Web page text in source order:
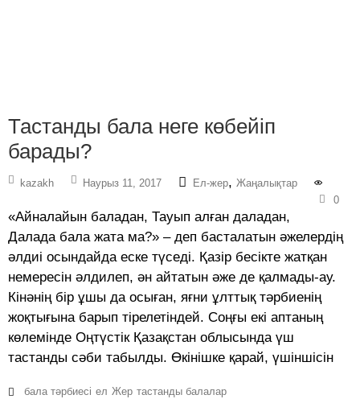
Тастанды бала неге көбейіп
барады?
kazakh Наурыз 11, 2017 Ел-жер, Жаңалықтар
0
«Айналайын баладан, Тауып алған даладан,
Далада бала жата ма?» – деп басталатын әжелердің
әлдиі осындайда еске түседі. Қазір бесікте жатқан
немересін әлдилеп, ән айтатын әже де қалмады-ау.
Кінәнің бір ұшы да осыған, яғни ұлттық тәрбиенің
жоқтығына барып тірелетіндей. Соңғы екі аптаның
көлемінде Оңтүстік Қазақстан облысында үш
тастанды сәби табылды. Өкінішке қарай, үшіншісін
бала тәрбиесі ел Жер тастанды балалар